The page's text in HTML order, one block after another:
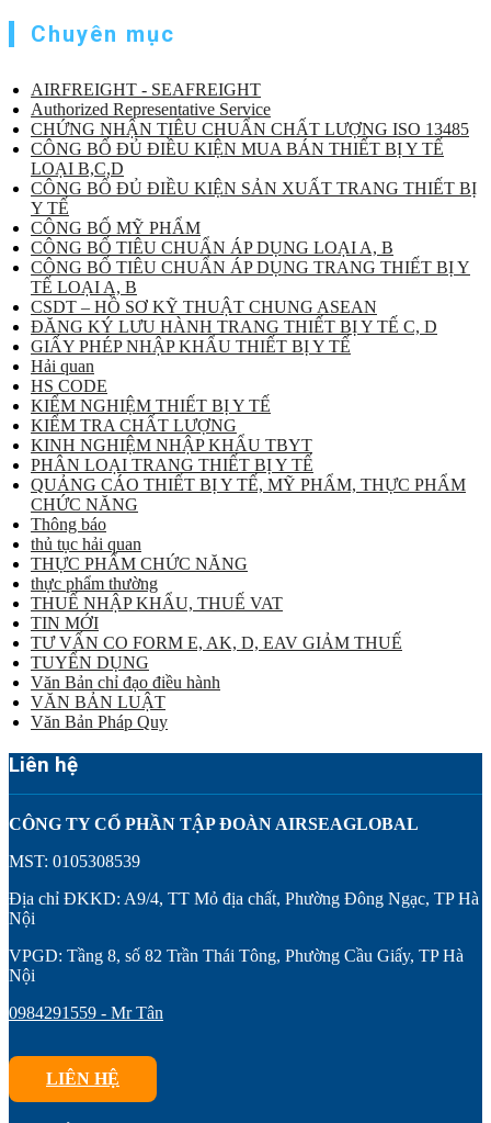
Chuyên mục
AIRFREIGHT - SEAFREIGHT
Authorized Representative Service
CHỨNG NHẬN TIÊU CHUẨN CHẤT LƯỢNG ISO 13485
CÔNG BỐ ĐỦ ĐIỀU KIỆN MUA BÁN THIẾT BỊ Y TẾ
LOẠI B,C,D
CÔNG BỐ ĐỦ ĐIỀU KIỆN SẢN XUẤT TRANG THIẾT BỊ
Y TẾ
CÔNG BỐ MỸ PHẨM
CÔNG BỐ TIÊU CHUẨN ÁP DỤNG LOẠI A, B
CÔNG BỐ TIÊU CHUẨN ÁP DỤNG TRANG THIẾT BỊ Y
TẾ LOẠI A, B
CSDT – HỒ SƠ KỸ THUẬT CHUNG ASEAN
ĐĂNG KÝ LƯU HÀNH TRANG THIẾT BỊ Y TẾ C, D
GIẤY PHÉP NHẬP KHẨU THIẾT BỊ Y TẾ
Hải quan
HS CODE
KIỂM NGHIỆM THIẾT BỊ Y TẾ
KIỂM TRA CHẤT LƯỢNG
KINH NGHIỆM NHẬP KHẨU TBYT
PHÂN LOẠI TRANG THIẾT BỊ Y TẾ
QUẢNG CÁO THIẾT BỊ Y TẾ, MỸ PHẨM, THỰC PHẨM
CHỨC NĂNG
Thông báo
thủ tục hải quan
THỰC PHẨM CHỨC NĂNG
thực phẩm thường
THUẾ NHẬP KHẨU, THUẾ VAT
TIN MỚI
TƯ VẤN CO FORM E, AK, D, EAV GIẢM THUẾ
TUYỂN DỤNG
Văn Bản chỉ đạo điều hành
VĂN BẢN LUẬT
Văn Bản Pháp Quy
Liên hệ
CÔNG TY CỔ PHẦN TẬP ĐOÀN AIRSEAGLOBAL
MST: 0105308539
Địa chỉ ĐKKD: A9/4, TT Mỏ địa chất, Phường Đông Ngạc, TP Hà
Nội
VPGD: Tầng 8, số 82 Trần Thái Tông, Phường Cầu Giấy, TP Hà
Nội
0984291559 - Mr Tân
LIÊN HỆ